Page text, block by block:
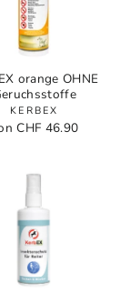
orange OHNE
KERBEX
CHF 46.90